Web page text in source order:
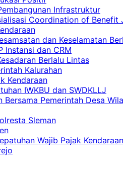
Infrastruktur
Coordination of Benefit
dan Keselamatan
Instansi dan CRM
Berlalu Lintas
Kalurahan
Kendaraan
IWKBU dan SWDKLLJ
Bersama Pemerintah Desa
Sleman
Wajib Pajak